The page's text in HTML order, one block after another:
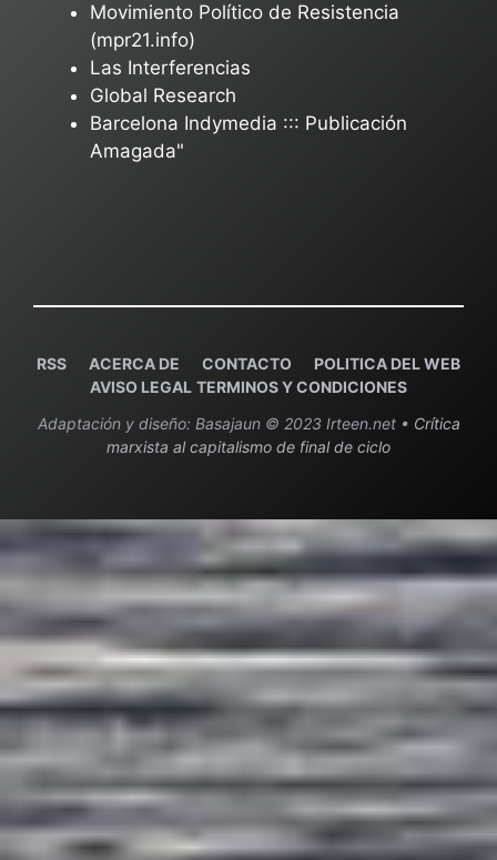
Movimiento Político de Resistencia
(mpr21.info)
Las Interferencias
Global Research
Barcelona Indymedia ::: Publicación
Amagada"
RSS ACERCA DE CONTACTO
POLITICA DEL WEB
AVISO LEGAL TERMINOS Y CONDICIONES
Adaptación y diseño: Basajaun © 2023 Irteen.net • Crítica
marxista al capitalismo de final de ciclo